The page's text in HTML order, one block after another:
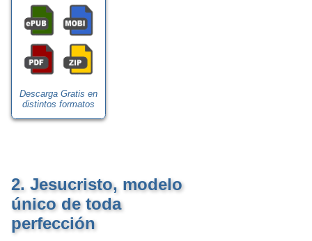
Descarga Gratis en
distintos formatos
2. Jesucristo, modelo
único de toda
perfección